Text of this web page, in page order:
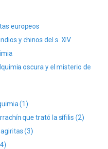
europeos
y chinos del s. XIV
oscura y el misterio de
(1)
que trató la sífilis (2)
(3)